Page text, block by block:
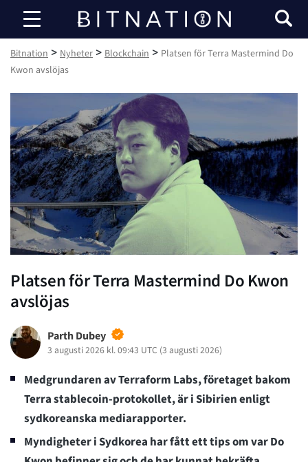
Bitnation
Bitnation > Nyheter > Blockchain > Platsen för Terra Mastermind Do
Kwon avslöjas
Platsen för Terra Mastermind Do Kwon
avslöjas
Parth Dubey
3 augusti 2026 kl. 09:43 UTC (3 augusti 2026)
Medgrundaren av Terraform Labs, företaget bakom
Terra stablecoin-protokollet, är i Sibirien enligt
sydkoreanska mediarapporter.
Myndigheter i Sydkorea har fått ett tips om var Do